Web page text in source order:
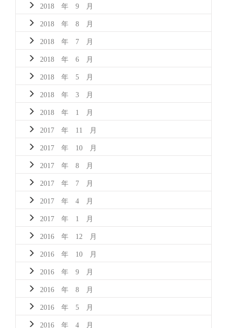
2018 年 9 月
2018 年 8 月
2018 年 7 月
2018 年 6 月
2018 年 5 月
2018 年 3 月
2018 年 1 月
2017 年 11 月
2017 年 10 月
2017 年 8 月
2017 年 7 月
2017 年 4 月
2017 年 1 月
2016 年 12 月
2016 年 10 月
2016 年 9 月
2016 年 8 月
2016 年 5 月
2016 年 4 月